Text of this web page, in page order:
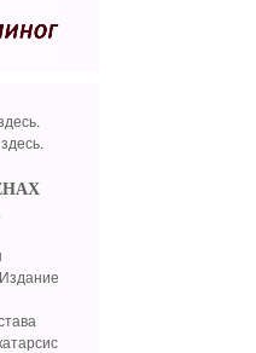
.
здесь.